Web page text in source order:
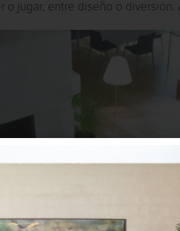
o jugar, entre diseño o